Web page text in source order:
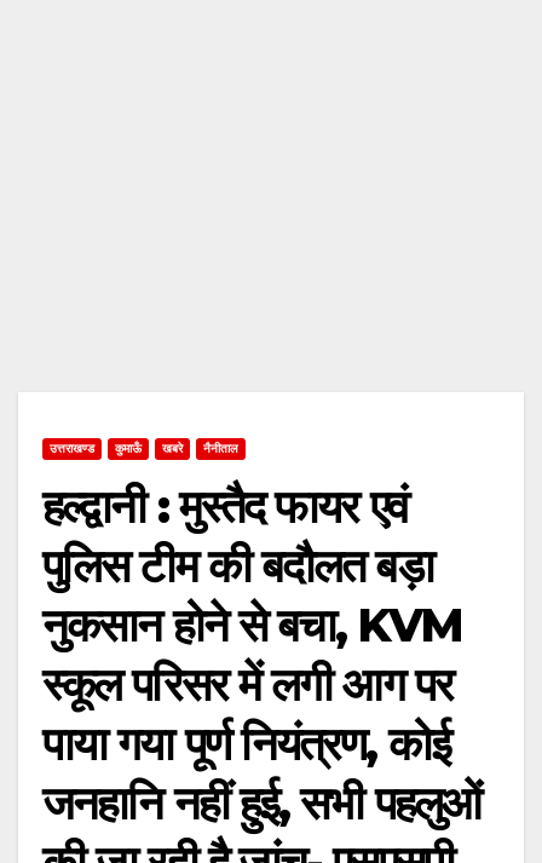
उत्तराखण्ड कुमाऊँ खबरे नैनीताल
हल्द्वानी : मुस्तैद फायर एवं
पुलिस टीम की बदौलत बड़ा
नुकसान होने से बचा, KVM
स्कूल परिसर में लगी आग पर
पाया गया पूर्ण नियंत्रण, कोई
जनहानि नहीं हुई, सभी पहलुओं